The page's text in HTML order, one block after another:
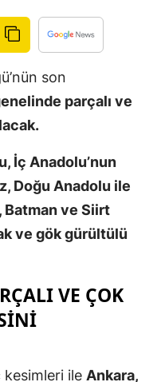
Diyarbakır
Edirne
Eskişehir
Gaziantep
son
parçalı ve
İç Anadolu’nun
Doğu Anadolu ile
Batman ve Siirt
ve gök gürültülü
VE ÇOK
kesimleri ile Ankara,